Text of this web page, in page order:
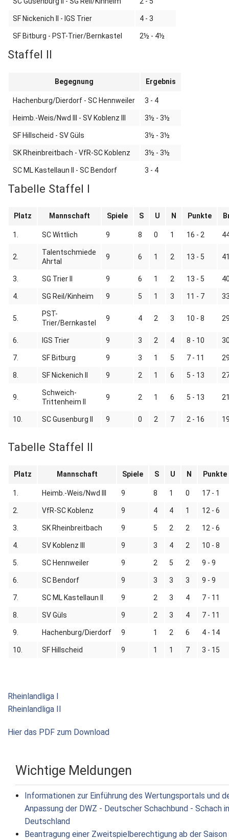
SF Nickenich II - IGS Trier 4 - 3
SF Bitburg - PST-Trier/Bernkastel 2½ - 4½
Staffel II
Begegnung Ergebnis
Hachenburg/Dierdorf - SC Hennweiler 3 - 4
Heimb.-Weis/Nwd III - SV Koblenz III 3½ - 3½
SF Hillscheid - SV Güls 3½ - 3½
SK Rheinbreitbach - VfR-SC Koblenz 3½ - 3½
SC ML Kastellaun II - SC Bendorf 3 - 4
Tabelle Staffel I
Platz Mannschaft Spiele S U N Punkte
1. SC Wittlich 9 8 0 1 16 - 2
2.
Talentschmiede
Ahrtal
9 6 1 2 13 - 5
3. SG Trier II 9 6 1 2 13 - 5
4. SG Reil/Kinheim 9 5 1 3 11 - 7
5.
PST-
Trier/Bernkastel
9 4 2 3 10 - 8
6. IGS Trier 9 3 2 4 8 - 10
7. SF Bitburg 9 3 1 5 7 - 11
8. SF Nickenich II 9 2 1 6 5 - 13
9.
Schweich-
Trittenheim II
9 2 1 6 5 - 13
10. SC Gusenburg II 9 0 2 7 2 - 16
Tabelle Staffel II
Platz Mannschaft Spiele S U N Punkte
1. Heimb.-Weis/Nwd III 9 8 1 0 17 - 1
2. VfR-SC Koblenz 9 4 4 1 12 - 6
3. SK Rheinbreitbach 9 5 2 2 12 - 6
4. SV Koblenz III 9 3 4 2 10 - 8
5. SC Hennweiler 9 2 5 2 9 - 9
6. SC Bendorf 9 3 3 3 9 - 9
7. SC ML Kastellaun II 9 2 3 4 7 - 11
8. SV Güls 9 2 3 4 7 - 11
9. Hachenburg/Dierdorf 9 1 2 6 4 - 14
10. SF Hillscheid 9 1 1 7 3 - 15
Rheinlandliga I
Rheinlandliga II
Hier das PDF zum Download
Wichtige Meldungen
Informationen zur Einführung des Wertungsportals und
Anpassung der DWZ - Deutscher Schachbund - Schach in
Deutschland
Beantragung einer Zweitspielberechtigung ab der Saison